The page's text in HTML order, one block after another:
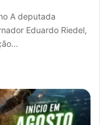
A deputada
Eduardo Riedel,